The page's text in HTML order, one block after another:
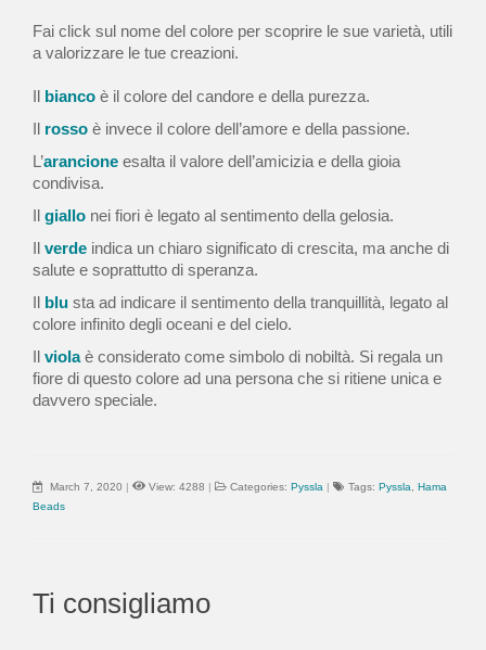
Fai click sul nome del colore per scoprire le sue varietà, utili
a valorizzare le tue creazioni.
Il bianco è il colore del candore e della purezza.
Il rosso è invece il colore dell’amore e della passione.
L’arancione esalta il valore dell’amicizia e della gioia
condivisa.
Il giallo nei fiori è legato al sentimento della gelosia.
Il verde indica un chiaro significato di crescita, ma anche di
salute e soprattutto di speranza.
Il blu sta ad indicare il sentimento della tranquillità, legato al
colore infinito degli oceani e del cielo.
Il violaè considerato come simbolo di nobiltà. Si regala un
fiore di questo colore ad una persona che si ritiene unica e
davvero speciale.
March 7, 2020 | View: 4288 | Categories: Pyssla | Tags: Pyssla, Hama
Beads
Ti consigliamo